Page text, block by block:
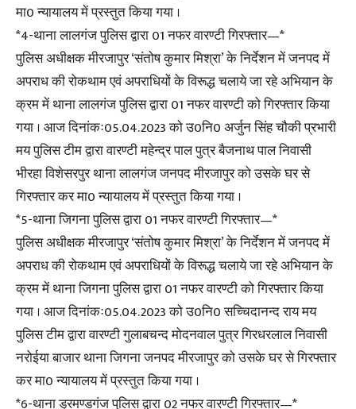
मा0 न्यायालय में प्रस्तुत किया गया ।
*4-थाना लालगंज पुलिस द्वारा 01 नफर वारण्टी गिरफ्तार—*
पुलिस अधीक्षक मीरजापुर ‘संतोष कुमार मिश्रा’ के निर्देशन में जनपद में
अपराध की रोकथाम एवं अपराधियों के विरूद्ध चलाये जा रहे अभियान के
क्रम में थाना लालगंज पुलिस द्वारा 01 नफर वारण्टी को गिरफ्तार किया
गया । आज दिनांकः05.04.2023 को उ0नि0 अर्जुन सिंह चौकी प्रभारी
मय पुलिस टीम द्वारा वारण्टी महेन्द्र पाल पुत्र बैजनाथ पाल निवासी
भीरहा विशेसरपुर थाना लालगंज जनपद मीरजापुर को उसके घर से
गिरफ्तार कर मा0 न्यायालय में प्रस्तुत किया गया ।
*5-थाना जिगना पुलिस द्वारा 01 नफर वारण्टी गिरफ्तार—*
पुलिस अधीक्षक मीरजापुर ‘संतोष कुमार मिश्रा’ के निर्देशन में जनपद में
अपराध की रोकथाम एवं अपराधियों के विरूद्ध चलाये जा रहे अभियान के
क्रम में थाना जिगना पुलिस द्वारा 01 नफर वारण्टी को गिरफ्तार किया
गया । आज दिनांकः05.04.2023 को उ0नि0 सच्चिदानन्द राय मय
पुलिस टीम द्वारा वारण्टी गुलाबचन्द मोदनवाल पुत्र गिरधरलाल निवासी
नरोईया बाजार थाना जिगना जनपद मीरजापुर को उसके घर से गिरफ्तार
कर मा0 न्यायालय में प्रस्तुत किया गया ।
*6-थाना ड्रमण्डगंज पुलिस द्वारा 02 नफर वारण्टी गिरफ्तार—*